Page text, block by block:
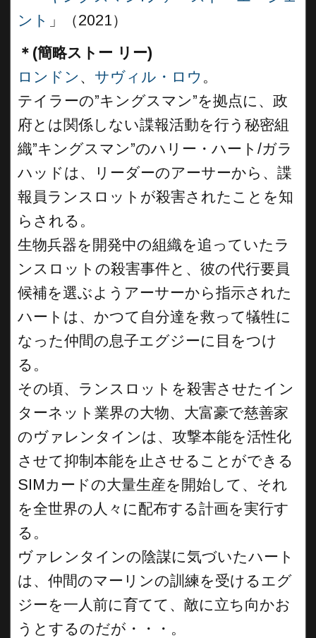
ント 」（2021）
＊(簡略ストー リー)
ロンドン 、 サヴィル・ロウ 。
テイラーの”キングスマン”を拠点に、政
府とは関係しない諜報活動を行う秘密組
織”キングスマン”のハリー・ハート/ガラ
ハッドは、リーダーのアーサーから、諜
報員ランスロットが殺害されたことを知
らされる。
生物兵器を開発中の組織を追っていたラ
ンスロットの殺害事件と、彼の代行要員
候補を選ぶようアーサーから指示された
ハートは、かつて自分達を救って犠牲に
なった仲間の息子エグジーに目をつけ
る。
その頃、ランスロットを殺害させたイン
ターネット業界の大物、大富豪で慈善家
のヴァレンタインは、攻撃本能を活性化
させて抑制本能を止させることができる
SIMカードの大量生産を開始して、それ
を全世界の人々に配布する計画を実行す
る。
ヴァレンタインの陰謀に気づいたハート
は、仲間のマーリンの訓練を受けるエグ
ジーを一人前に育てて、敵に立ち向かお
うとするのだが・・・。